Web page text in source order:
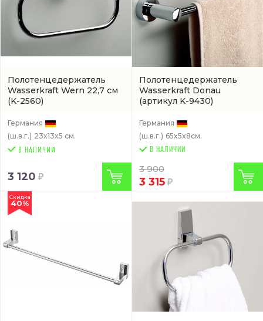
Полотенцедержатель
Wasserkraft Wern 22,7 см
(K-2560)
Германия
(ш.в.г.) 23x13x5 см.
3 120
Полотенцедержатель
Wasserkraft Donau
(артикул K-9430)
Германия
(ш.в.г.) 65x5x8см.
В НАЛИЧИИ
3 900
3 315
Скидка
40%